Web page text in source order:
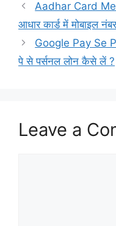
Aadhar Card
आधार कार्ड में मोबाइल
Google Pay Se
पे से पर्सनल लोन कैसे लें ?
Leave a